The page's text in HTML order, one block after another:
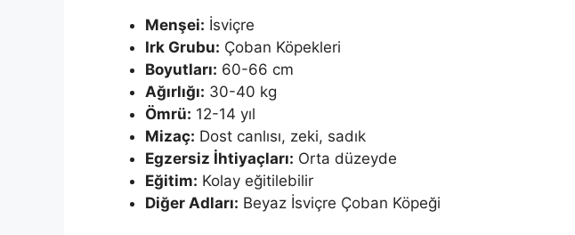
Menşei: İsviçre
Irk Grubu: Çoban Köpekleri
Boyutları: 60-66 cm
Ağırlığı: 30-40 kg
Ömrü: 12-14 yıl
Mizaç: Dost canlısı, zeki, sadık
Egzersiz İhtiyaçları: Orta düzeyde
Eğitim: Kolay eğitilebilir
Diğer Adları: Beyaz İsviçre Çoban Köpeği